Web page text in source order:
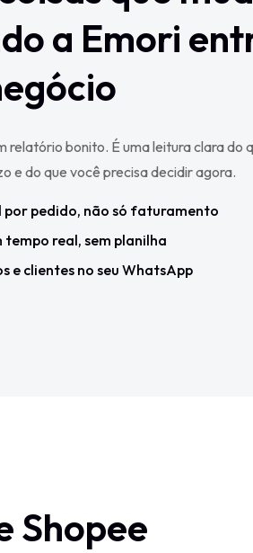
a Emori
relatório bonito. É uma leitura clara do
e do que você precisa decidir agora.
por pedido, não só faturamento
tempo real, sem planilha
e clientes no seu WhatsApp
Shopee